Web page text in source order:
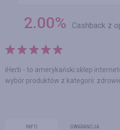
2.00% Cashback z
iHerb - to amerykański sklep
wybór produktów z kategorii:
INFO GWARANCJA